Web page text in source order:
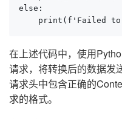
else:
print(f'Failed
在上述代码中，使用
请求，将转换后的数据发
请求头中包含正确的
求的格式。